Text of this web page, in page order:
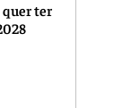
quer ter